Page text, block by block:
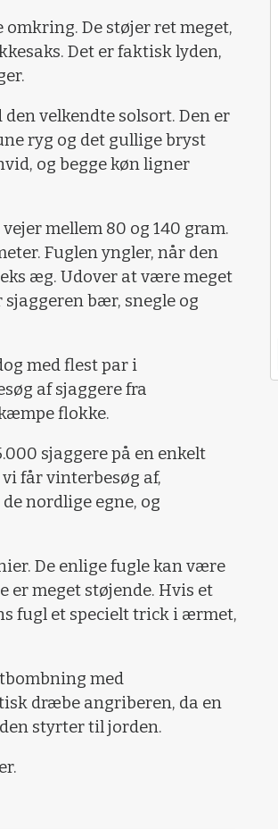
De støjer ret meget,
Det er faktisk lyden,
velkendte solsort. Den er
ryg og det gullige bryst
og begge køn ligner
mellem 80 og 140 gram.
Fuglen yngler, når den
æg. Udover at være meget
bær, snegle og
med flest par i
af sjaggere fra
flokke.
sjaggere på en enkelt
får vinterbesøg af,
nordlige egne, og
De enlige fugle kan være
er meget støjende. Hvis et
fugl et specielt trick i ærmet,
med
dræbe angriberen, da en
styrter til jorden.